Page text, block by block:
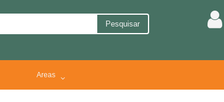
Pesquisar
Areas